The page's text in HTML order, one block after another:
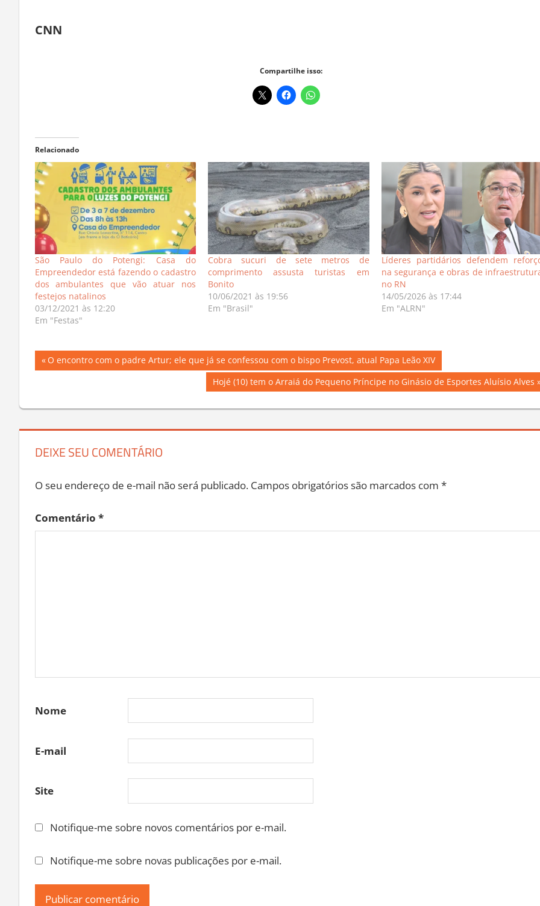
CNN
Compartilhe isso:
Relacionado
São Paulo do Potengi: Casa do
Empreendedor está fazendo o cadastro
dos ambulantes que vão atuar nos
festejos natalinos
03/12/2021 às 12:20
Em "Festas"
Cobra sucuri de sete metros de
comprimento assusta turistas em
Bonito
10/06/2021 às 19:56
Em "Brasil"
Líderes partidários defendem
na segurança e obras de
no RN
14/05/2026 às 17:44
Em "ALRN"
Navegação
Post
Previous
Post:
O encontro com o padre Artur; ele que já se confessou com o bispo Prevost, atual Papa Leão XIV
Next
Post:
Hojé (10) tem o Arraiá do Pequeno Príncipe no Ginásio de Esportes Aluísio Alves
DEIXE SEU COMENTÁRIO
O seu endereço de e-mail não será publicado. Campos obrigatórios são marcados com *
Comentário *
Nome
E-mail
Site
Notifique-me sobre novos comentários por e-mail.
Notifique-me sobre novas publicações por e-mail.